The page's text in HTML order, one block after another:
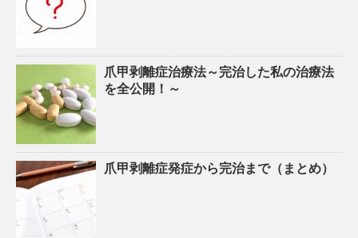
爪甲剥離症治療法～完治した私の治療法
を全公開！～
爪甲剥離症発症から完治まで（まとめ）